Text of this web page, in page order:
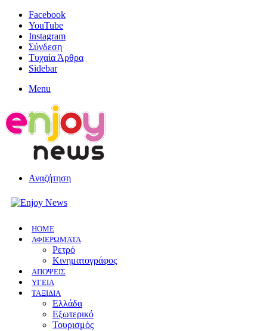
Facebook
YouTube
Instagram
Σύνδεση
Τυχαία Άρθρα
Sidebar
Menu
Αναζήτηση
HOME
ΑΦΙΕΡΩΜΑΤΑ
Ρετρό
Κινηματογράφος
ΑΠΟΨΕΙΣ
ΥΓΕΙΑ
ΤΑΞΙΔΙΑ
Ελλάδα
Εξωτερικό
Τουρισμός